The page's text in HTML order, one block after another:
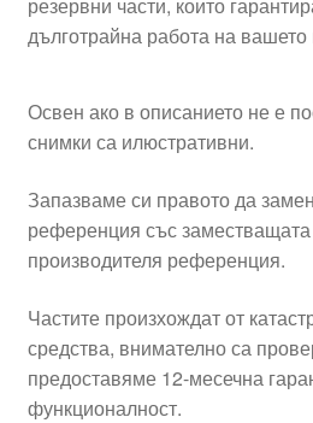
дълготрайна работа на вашето
Освен ако в описанието не е
снимки са илюстративни.
Запазваме си правото да
референция със
производителя референция.
Частите произхождат от
средства, внимателно са
предоставяме 12-месечна
функционалност.